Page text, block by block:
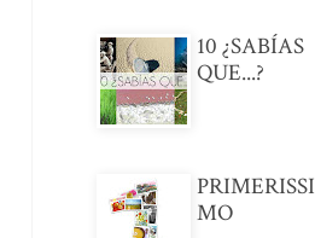
10 ¿SABÍAS
QUE...?
PRIMERISSI
MO